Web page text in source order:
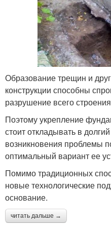
Образование трещин и
конструкции способны
разрушение всего
Поэтому укрепление
стоит откладывать в
возникновения проблемы
оптимальный вариант ее
Помимо традиционных
новые технологические
основание.
читать дальше →